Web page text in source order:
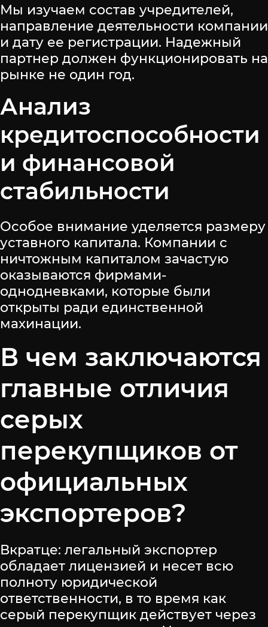
Мы изучаем состав учредителей,
направление деятельности компании
и дату ее регистрации. Надежный
партнер должен функционировать на
рынке не один год.
Анализ
кредитоспособности
и финансовой
стабильности
Особое внимание уделяется размеру
уставного капитала. Компании с
ничтожным капиталом зачастую
оказываются фирмами-
однодневками, которые были
открыты ради единственной
махинации.
В чем заключаются
главные отличия
серых
перекупщиков от
официальных
экспортеров?
Вкратце: легальный экспортер
обладает лицензией и несет всю
полноту юридической
ответственности, в то время как
серый перекупщик действует через